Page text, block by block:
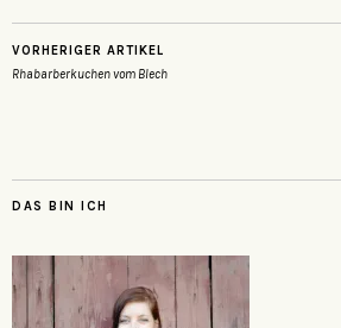
VORHERIGER ARTIKEL
Rhabarberkuchen vom Blech
DAS BIN ICH